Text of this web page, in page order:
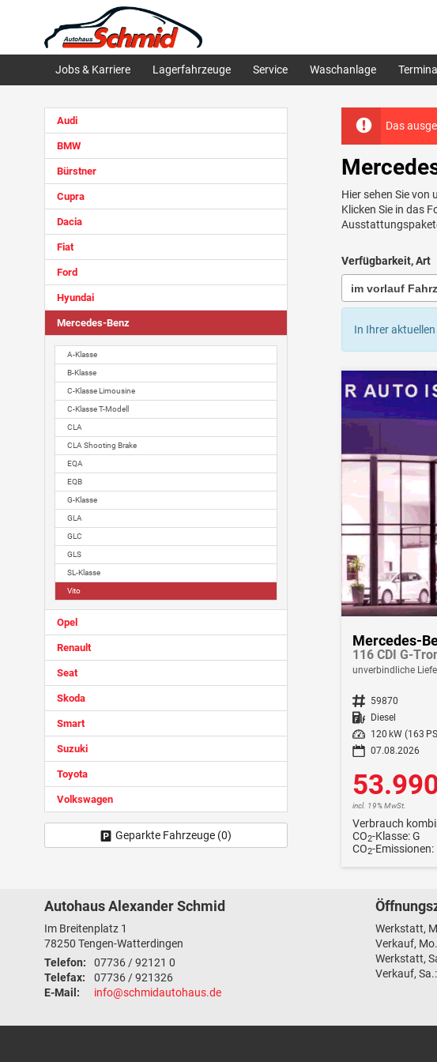
Jobs & Karriere Lagerfahrzeuge Service Waschanlage
Das
Hier sehen Sie
Klicken Sie in das
Verfügbarkeit, Art
In Ihrer
Mercedes-
116 CDI G-
unverbindliche
Fahrzeugnr. 59870
Kraftstoff Diesel
Leistung
120 kW (163
07.08.2026
incl. 19% MwSt.
Verbrauch
CO2-Klasse: G
CO2-Emissionen:
Audi
BMW
Bürstner
Cupra
Dacia
Fiat
Ford
Hyundai
Mercedes-Benz
A-Klasse
B-Klasse
C-Klasse Limousine
C-Klasse T-Modell
CLA
CLA Shooting Brake
EQA
EQB
G-Klasse
GLA
GLC
GLS
SL-Klasse
Vito
Opel
Renault
Seat
Skoda
Smart
Suzuki
Toyota
Volkswagen
Geparkte Fahrzeuge (0)
Autohaus Alexander Schmid
Im Breitenplatz 1
78250 Tengen-Watterdingen
Telefon:
07736 / 92121 0
Telefax:
07736 / 921326
E-Mail:
info@schmidautohaus.de
Werkstatt,
Verkauf,
Werkstatt,
Verkauf,